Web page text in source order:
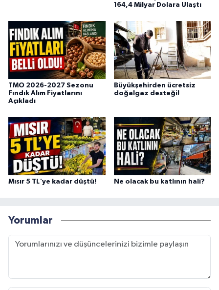
164,4 Milyar Dolara Ulaştı
TMO 2026-2027 Sezonu
Fındık Alım Fiyatlarını
Açıkladı
Büyükşehirden ücretsiz
doğalgaz desteği!
Mısır 5 TL'ye kadar düştü! Ne olacak bu katlının hali?
Yorumlar